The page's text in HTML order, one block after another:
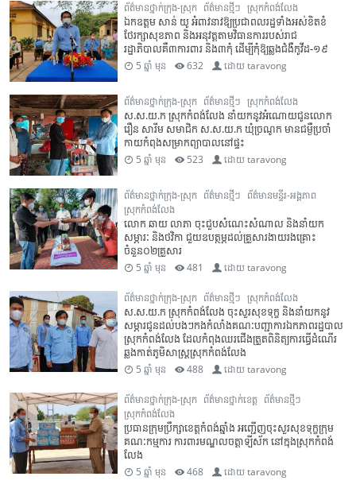
ព័ត៌មានថ្នាក់ក្រុង-ស្រុក ព័ត៌មានថ្មីៗ ស្រុកកំពង់លែង
ឯកឧត្តម សាន់ យូ អំពាវនាវឱ្យប្រជាពលរដ្ឋទាំងអស់ខិតខំ
ថែរក្សាសុខភាព និងអនុវត្តតាមវិធានការរបស់រាជ
រដ្ឋាភិបាលគឺ៣ការពារ និង៣កុំ ដើម្បីកុំឱ្យឆ្លងជំងឺកូវីដ-១៩
5 ឆ្នាំ មុន 632 ដោយtaravong
ព័ត៌មានថ្នាក់ក្រុង-ស្រុក ព័ត៌មានថ្មីៗ ស្រុកកំពង់លែង
ស.ស.យ.ក ស្រុកកំពង់លែង នាំយកនូវឣំណោយជូនលោក
រឿន សារីម សមាជិក ស.ស.យ.ក ឃុំច្រណូក មានជម្ងឺប្រចាំ
កាយកំពុងសម្រាកព្យាបាលនៅផ្ទះ
5 ឆ្នាំ មុន 523 ដោយtaravong
ព័ត៌មានថ្នាក់ក្រុង-ស្រុក ព័ត៌មានថ្មីៗ ព័ត៌មានមន្ទីរ-អង្គភាព
ស្រុកកំពង់លែង
លោក ឆាយ លាភា ចុះជួបសំណេះសំណាល និងនាំយក
សម្ភារៈ និងថវិកា ជួយឧបត្ថម្ភដល់គ្រួសារងាយរងគ្រោះ
ចំនួន០២គ្រួសារ
5 ឆ្នាំ មុន 481 ដោយtaravong
ព័ត៌មានថ្នាក់ក្រុង-ស្រុក ព័ត៌មានថ្មីៗ ស្រុកកំពង់លែង
ស.ស.យ.ក ស្រុកកំពង់លែង ចុះសួរសុខទុក្ខ និងនាំយកនូវ
សម្ភារជូនដល់បងៗកងកំលាំងគណៈបញ្ជាការឯកភាពរដ្ឋបាល
ស្រុកកំពង់លែង ដែលកំពុងឈរជើងត្រួតពិនិត្យការធ្វើដំណើរ
ឆ្លងកាត់ភូមិសាស្ត្រស្រុកកំពង់លែង
5 ឆ្នាំ មុន 488 ដោយtaravong
ព័ត៌មានថ្នាក់ក្រុង-ស្រុក ព័ត៌មានថ្នាក់ខេត្ត ព័ត៌មានថ្មីៗ
ស្រុកកំពង់លែង
ប្រធានក្រុមប្រឹក្សាខេត្តកំពង់ឆ្នាំង អញ្ជើញចុះសួរសុខទុក្ខក្រុម
គណៈកម្មការ ការពារមណ្ឌលចត្តាឡីស័ក នៅក្នុងស្រុកកំពង់
លែង
5 ឆ្នាំ មុន 468 ដោយtaravong